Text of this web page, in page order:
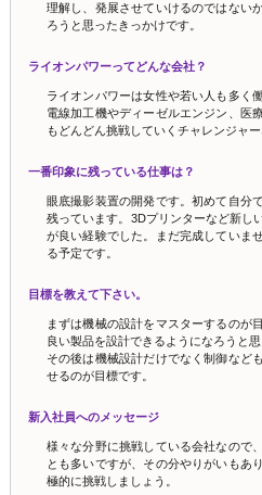
理解し、発展させていけるのではない
ろうと思ったきっかけです。
ライオンパワーってどんな会社？
ライオンパワーは女性や若い人も多く
電線加工機やディーゼルエンジン、医
もどんどん挑戦していくチャレンジャー
一番印象に残っている仕事は？
眼底撮影装置の開発です。初めて自分
残っています。3Dプリンターなど新し
が良い経験でした。まだ完成していま
る予定です。
目標を教えて下さい。
まずは機械の設計をマスターするのが
良い製品を設計できるようになろうと思
その後は機械設計だけでなく制御など
せるのが目標です。
新入社員へのメッセージ
様々な分野に挑戦している会社なので
とも多いですが、その分やりがいもあ
極的に挑戦しましょう。